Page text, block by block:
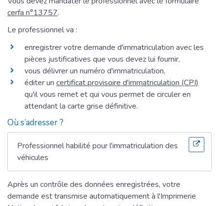
cerfa n°13757.
Le professionnel va :
enregistrer votre demande d'immatriculation avec les
pièces justificatives que vous devez lui fournir,
vous délivrer un numéro d'immatriculation,
éditer un certificat provisoire d'immatriculation (CPI)
qu'il vous remet et qui vous permet de circuler en
attendant la carte grise définitive.
Où s’adresser ?
Professionnel habilité pour l'immatriculation des
véhicules
Après un contrôle des données enregistrées, votre
demande est transmise automatiquement à l'Imprimerie